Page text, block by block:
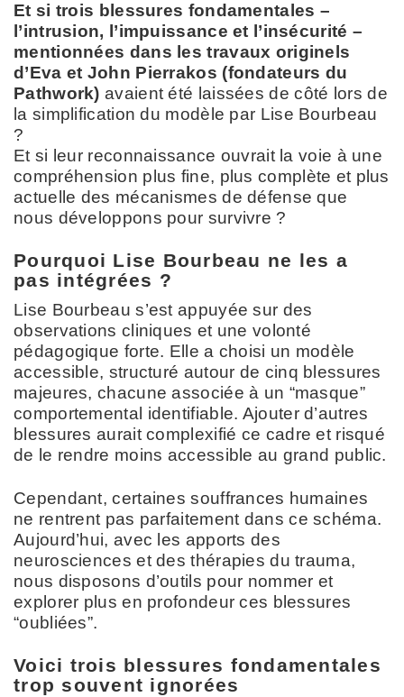
Et si trois blessures fondamentales –
l’intrusion, l’impuissance et l’insécurité –
mentionnées dans les travaux originels
d’Eva et John Pierrakos (fondateurs du
Pathwork) avaient été laissées de côté lors de
la simplification du modèle par Lise Bourbeau
?
Et si leur reconnaissance ouvrait la voie à une
compréhension plus fine, plus complète et plus
actuelle des mécanismes de défense que
nous développons pour survivre ?
Pourquoi Lise Bourbeau ne les a
pas intégrées ?
Lise Bourbeau s’est appuyée sur des
observations cliniques et une volonté
pédagogique forte. Elle a choisi un modèle
accessible, structuré autour de cinq blessures
majeures, chacune associée à un “masque”
comportemental identifiable. Ajouter d’autres
blessures aurait complexifié ce cadre et risqué
de le rendre moins accessible au grand public.
Cependant, certaines souffrances humaines
ne rentrent pas parfaitement dans ce schéma.
Aujourd’hui, avec les apports des
neurosciences et des thérapies du trauma,
nous disposons d’outils pour nommer et
explorer plus en profondeur ces blessures
“oubliées”.
Voici trois blessures fondamentales
trop souvent ignorées